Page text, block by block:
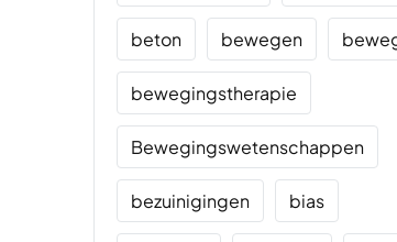
beton bewegen
bewegingstherapie
Bewegingswetenschappen
bezuinigingen bias